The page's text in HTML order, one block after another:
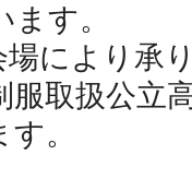
す。
より承り
服取扱公立
。